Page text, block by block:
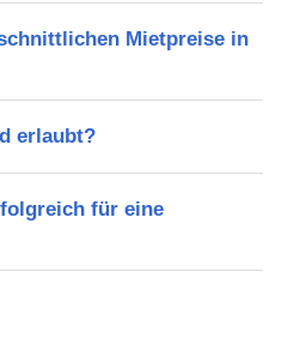
Mietpreise in
erlaubt?
für eine